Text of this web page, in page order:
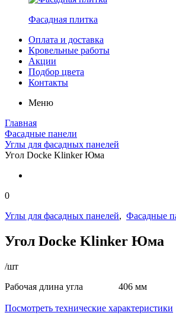
Фасадная плитка
Оплата и доставка
Кровельные работы
Акции
Подбор цвета
Контакты
Меню
Главная
Фасадные панели
Углы для фасадных панелей
Угол Docke Klinker Юма
0
Углы для фасадных панелей, Фасадные
Угол Docke Klinker Юма
/шт
Рабочая длина угла 406 мм
Посмотреть технические характеристики